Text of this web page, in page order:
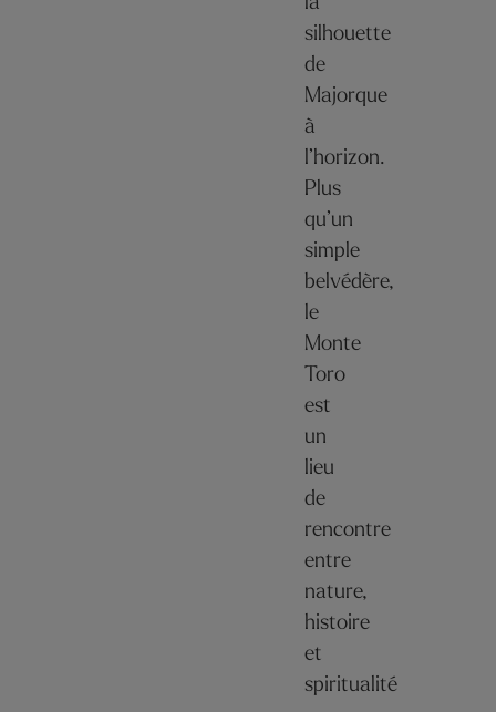
silhouette
de
Majorque
à
l’horizon.
Plus
qu’un
simple
belvédère,
le
Monte
Toro
est
un
lieu
de
rencontre
entre
nature,
histoire
et
spiritualité